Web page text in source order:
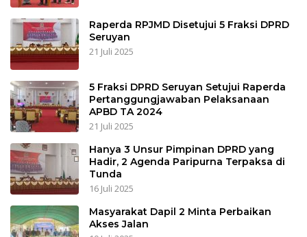
Raperda RPJMD Disetujui 5 Fraksi DPRD
Seruyan
21 Juli 2025
5 Fraksi DPRD Seruyan Setujui Raperda
Pertanggungjawaban Pelaksanaan
APBD TA 2024
21 Juli 2025
Hanya 3 Unsur Pimpinan DPRD yang
Hadir, 2 Agenda Paripurna Terpaksa di
Tunda
16 Juli 2025
Masyarakat Dapil 2 Minta Perbaikan
Akses Jalan